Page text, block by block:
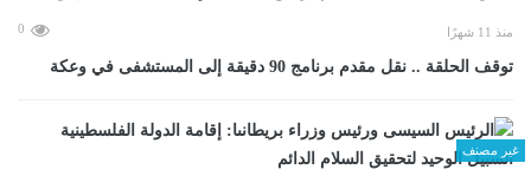
منذ 11 شهرًا 0
توقف الحلقة .. نقل مقدم برنامج 90 دقيقة إلى المستشفى في وعكة
غير مصنف